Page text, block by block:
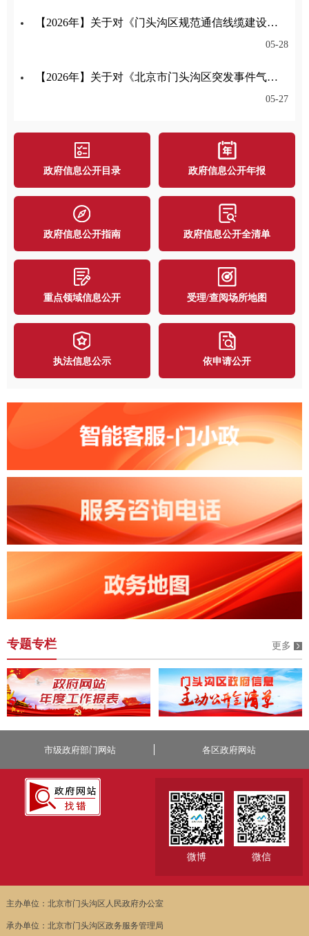
【2026年】关于对《门头沟区规范通信线缆建设管理办法征求意见稿》公开征集意见的公告
05-28
【2026年】关于对《北京市门头沟区突发事件气象应急保障预案》公开征集意见的公告
05-27
政府信息公开目录 政府信息公开年报
政府信息公开指南 政府信息公开全清单
重点领域信息公开 受理/查阅场所地图
执法信息公示 依申请公开
专题专栏 更多
市级政府部门网站 各区政府网站
微博 微信
主办单位：北京市门头沟区人民政府办公室
承办单位：北京市门头沟区政务服务管理局